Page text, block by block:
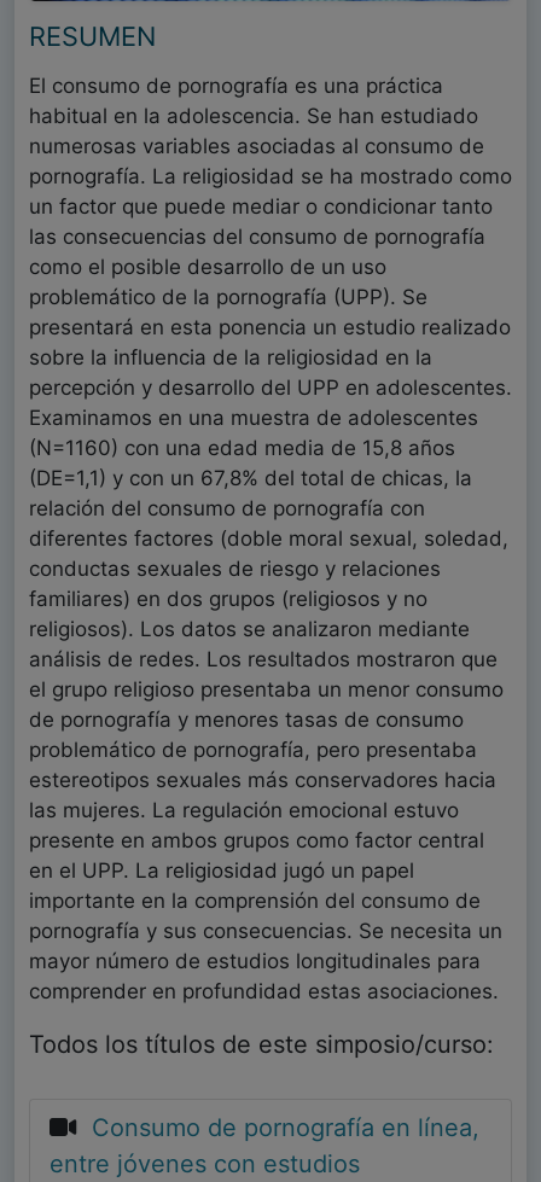
RESUMEN
El consumo de pornografía es una práctica
habitual en la adolescencia. Se han estudiado
numerosas variables asociadas al consumo de
pornografía. La religiosidad se ha mostrado como
un factor que puede mediar o condicionar tanto
las consecuencias del consumo de pornografía
como el posible desarrollo de un uso
problemático de la pornografía (UPP). Se
presentará en esta ponencia un estudio realizado
sobre la influencia de la religiosidad en la
percepción y desarrollo del UPP en adolescentes.
Examinamos en una muestra de adolescentes
(N=1160) con una edad media de 15,8 años
(DE=1,1) y con un 67,8% del total de chicas, la
relación del consumo de pornografía con
diferentes factores (doble moral sexual, soledad,
conductas sexuales de riesgo y relaciones
familiares) en dos grupos (religiosos y no
religiosos). Los datos se analizaron mediante
análisis de redes. Los resultados mostraron que
el grupo religioso presentaba un menor consumo
de pornografía y menores tasas de consumo
problemático de pornografía, pero presentaba
estereotipos sexuales más conservadores hacia
las mujeres. La regulación emocional estuvo
presente en ambos grupos como factor central
en el UPP. La religiosidad jugó un papel
importante en la comprensión del consumo de
pornografía y sus consecuencias. Se necesita un
mayor número de estudios longitudinales para
comprender en profundidad estas asociaciones.
Todos los títulos de este simposio/curso:
Consumo de pornografía en línea,
entre jóvenes con estudios